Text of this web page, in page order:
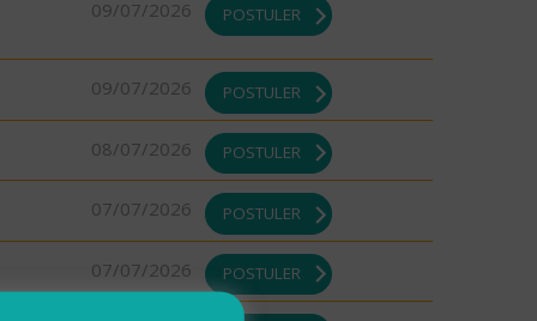
09/07/2026 POSTULER
09/07/2026 POSTULER
08/07/2026 POSTULER
07/07/2026 POSTULER
07/07/2026 POSTULER